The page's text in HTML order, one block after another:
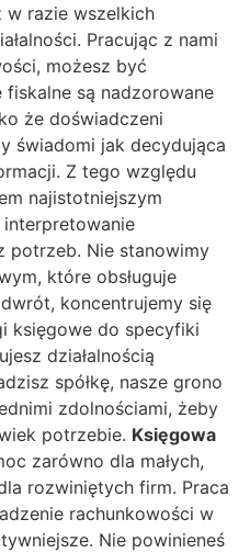
w razie wszelkich
Pracując z nami
możesz być
fiskalne są nadzorowane
że doświadczeni
świadomi jak decydująca
Z tego względu
najistotniejszym
potrzeb. Nie stanowimy
które obsługuje
koncentrujemy się
księgowe do specyfiki
działalnością
spółkę, nasze grono
zdolnościami, żeby
potrzebie. Księgowa
zarówno dla małych,
rozwiniętych firm. Praca
rachunkowości w
Nie powinieneś